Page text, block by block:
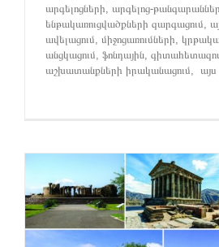
արգելոցների, արգելոց-
ենթակառուցվածքների զարգացում,
ավելացում, միջոցառումների,
անցկացում, ֆոնդային,
աշխատանքների իրականացում, այս